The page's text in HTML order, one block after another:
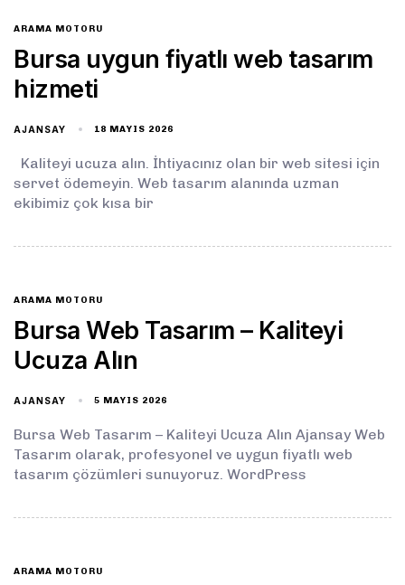
ARAMA MOTORU
Bursa uygun fiyatlı web tasarım
hizmeti
AJANSAY 18 MAYIS 2026
Kaliteyi ucuza alın. İhtiyacınız olan bir web sitesi için
servet ödemeyin. Web tasarım alanında uzman
ekibimiz çok kısa bir
ARAMA MOTORU
Bursa Web Tasarım – Kaliteyi
Ucuza Alın
AJANSAY 5 MAYIS 2026
Bursa Web Tasarım – Kaliteyi Ucuza Alın Ajansay Web
Tasarım olarak, profesyonel ve uygun fiyatlı web
tasarım çözümleri sunuyoruz. WordPress
ARAMA MOTORU